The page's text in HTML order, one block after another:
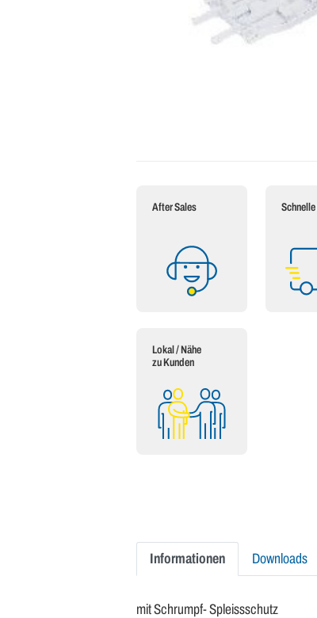
After Sales
Lokal / Nähe
zu Kunden
Informationen Downloads
mit Schrumpf- Spleissschutz